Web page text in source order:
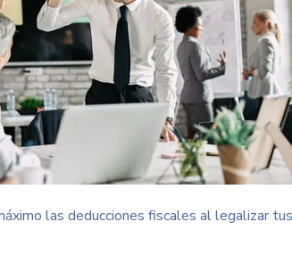
las deducciones fiscales al legalizar